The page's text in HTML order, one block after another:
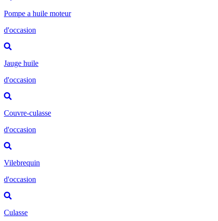
Pompe a huile moteur
d'occasion
Jauge huile
d'occasion
Couvre-culasse
d'occasion
Vilebrequin
d'occasion
Culasse